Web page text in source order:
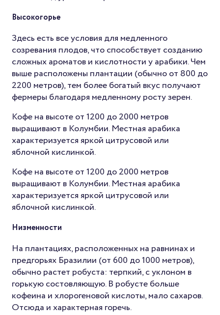
Высокогорье
Здесь есть все условия для медленного
созревания плодов, что способствует созданию
сложных ароматов и кислотности у арабики. Чем
выше расположены плантации (обычно от 800 до
2200 метров), тем более богатый вкус получают
фермеры благодаря медленному росту зерен.
Кофе на высоте от 1200 до 2000 метров
выращивают в Колумбии. Местная арабика
характеризуется яркой цитрусовой или
яблочной кислинкой.
Кофе на высоте от 1200 до 2000 метров
выращивают в Колумбии. Местная арабика
характеризуется яркой цитрусовой или
яблочной кислинкой.
Низменности
На плантациях, расположенных на равнинах и
предгорьях Бразилии (от 600 до 1000 метров),
обычно растет робуста: терпкий, с уклоном в
горькую состовляющую. В робусте больше
кофеина и хлорогеновой кислоты, мало сахаров.
Отсюда и характерная горечь.